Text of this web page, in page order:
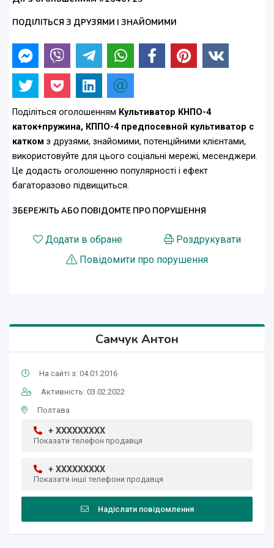
ПОДІЛІТЬСЯ З ДРУЗЯМИ І ЗНАЙОМИМИ
Поділіться оголошенням Культиватор КНПО-4
каток+пружина, КППО-4 предпосевной культиватор с
катком з друзями, знайомими, потенційними клієнтами,
використовуйте для цього соціальні мережі, месенджери.
Це додасть оголошенню популярності і ефект
багаторазово підвищиться.
ЗБЕРЕЖІТЬ АБО ПОВІДОМТЕ ПРО ПОРУШЕННЯ
Додати в обране
Роздрукувати
Повідомити про порушення
Самчук Антон
На сайті з: 04.01.2016
Активність: 03.02.2022
Полтава
+ XXXXXXXXX
Показати телефон продавця
+ XXXXXXXXX
Показати інші телефони продавця
Надіслати повідомлення